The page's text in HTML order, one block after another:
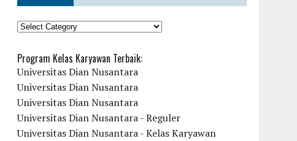
KATEGORI
Program Kelas Karyawan Terbaik:
Universitas Dian Nusantara
Universitas Dian Nusantara
Universitas Dian Nusantara
Universitas Dian Nusantara - Reguler
Universitas Dian Nusantara - Kelas Karyawan